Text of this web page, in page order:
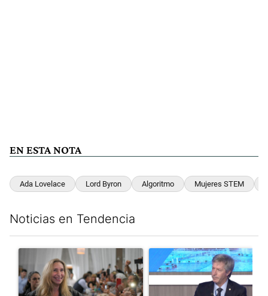
EN ESTA NOTA
Ada Lovelace Lord Byron Algoritmo Mujeres STEM
Noticias en Tendencia
Un artículo de tendencia con el título "Karina Milei vuelve al
Un artículo de tendencia